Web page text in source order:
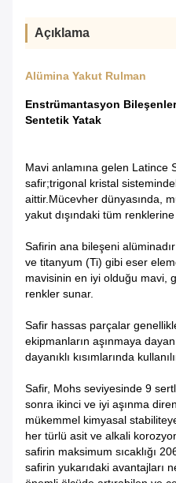
Açıklama
Alümina Yakut Rulman
Enstrümantasyon
Sentetik Yatak
Mavi anlamına gelen Latince
safir;trigonal kristal
aittir.Mücevher dünyasında,
yakut dışındaki tüm
Safirin ana bileşeni
ve titanyum (Ti) gibi eser
mavisinin en iyi olduğu mavi,
renkler sunar.
Safir hassas parçalar
ekipmanların aşınmaya
dayanıklı kısımlarında
Safir, Mohs seviyesinde 9
sonra ikinci ve iyi aşınma
mükemmel kimyasal
her türlü asit ve alkali
safirin maksimum sıcaklığı
safirin yukarıdaki avantajları